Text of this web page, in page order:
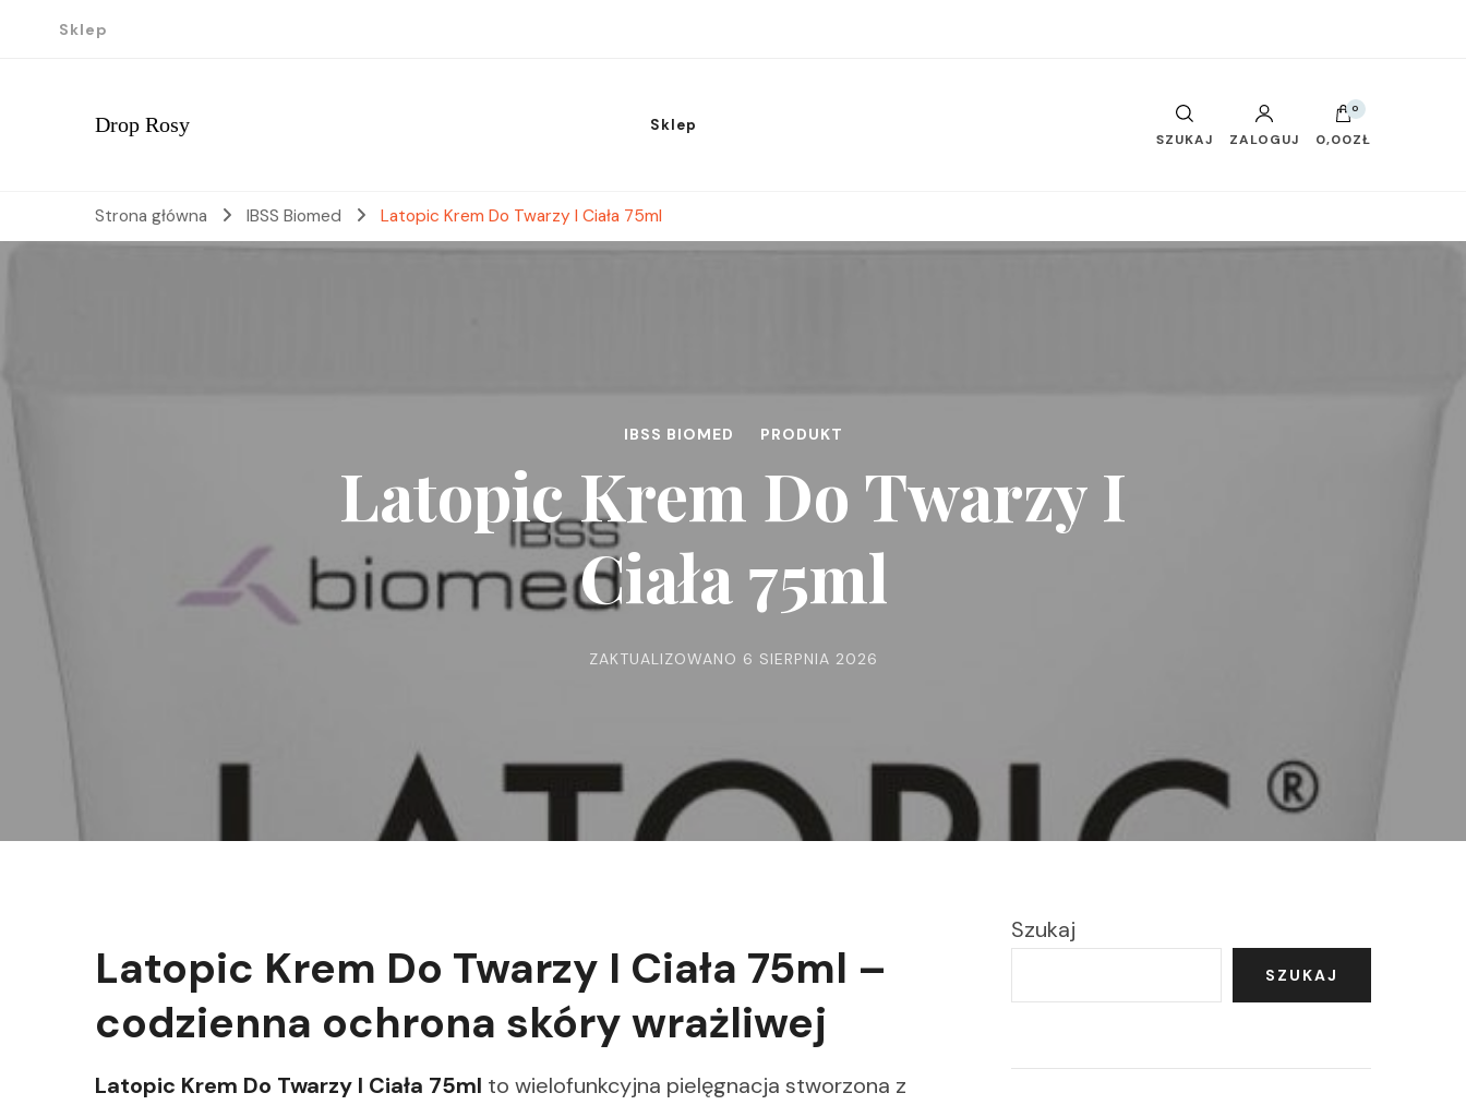
Sklep
Drop Rosy Sklep
SZUKAJ ZALOGUJ
0
0,00ZŁ
Strona główna IBSS Biomed Latopic Krem Do Twarzy I Ciała 75ml
IBSS BIOMED PRODUKT
Latopic Krem Do Twarzy I
Ciała 75ml
ZAKTUALIZOWANO 6 SIERPNIA 2026
Latopic Krem Do Twarzy I Ciała 75ml –
codzienna ochrona skóry wrażliwej
Latopic Krem Do Twarzy I Ciała 75ml to wielofunkcyjna pielęgnacja stworzona z
Szukaj
SZUKAJ